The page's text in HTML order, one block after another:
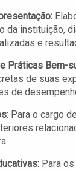
da instituição,
e
Práticas Bem-
de suas
de
Para o cargo
Para